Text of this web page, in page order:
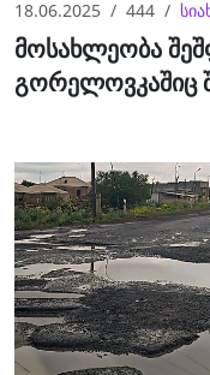
18.06.2025 444
მოსახლეობა
გორელოვკაშიც